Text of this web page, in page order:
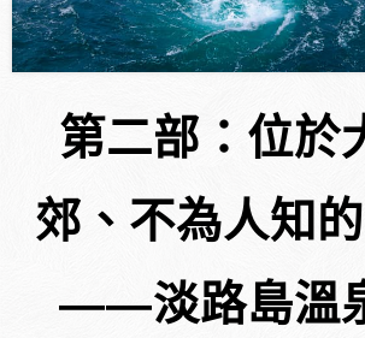
第二部：位於
郊、不為人知
――淡路島溫